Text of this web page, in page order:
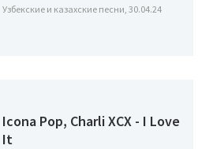
Узбекские и казахские песни, 30.04.24
Icona Pop, Charli XCX - I Love
It